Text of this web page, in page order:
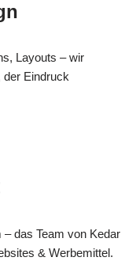
Layouts – wir
der Eindruck
das Team von Kedar
& Werbemittel.